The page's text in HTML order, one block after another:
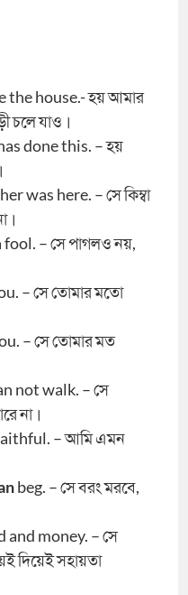
the house.- হয় আমার
চলে যাও।
done this. – হয়
was here. – সে কিম্বা
fool. – সে পাগলও নয়,
– সে তোমার মতো
– সে তোমার মত
not walk. – সে
না।
– আমি এমন
beg. – সে বরং মরবে,
money. – সে
দিয়েই সহায়তা